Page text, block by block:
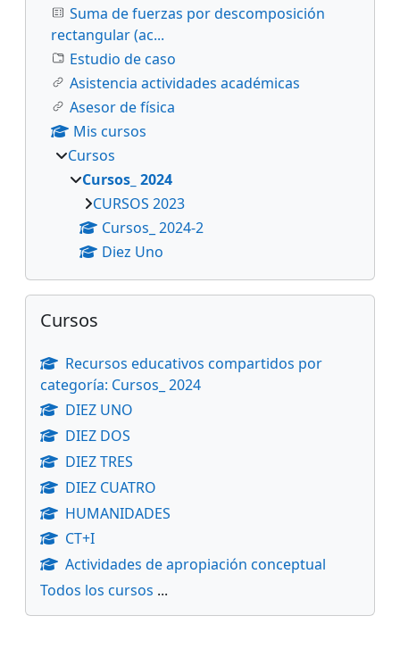
Suma de fuerzas por descomposición
rectangular (ac...
Estudio de caso
Asistencia actividades académicas
Asesor de física
Mis cursos
Cursos
Cursos_ 2024
CURSOS 2023
Cursos_ 2024-2
Diez Uno
Salta Cursos
Cursos
Recursos educativos compartidos por
categoría: Cursos_ 2024
DIEZ UNO
DIEZ DOS
DIEZ TRES
DIEZ CUATRO
HUMANIDADES
CT+I
Actividades de apropiación conceptual
Todos los cursos ...